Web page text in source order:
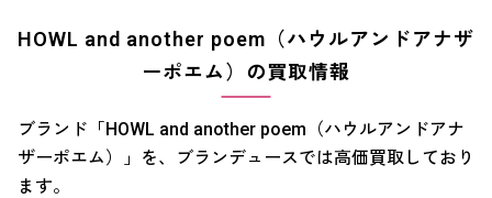
HOWL and another poem（ハウルアンドアナザ
ーポエム）の買取情報
ブランド「HOWL and another poem（ハウルアンドアナ
ザーポエム）」を、ブランデュースでは高価買取しており
ます。